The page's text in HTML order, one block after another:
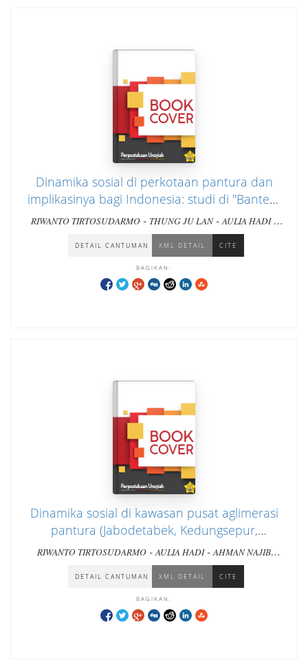
Dinamika sosial di perkotaan pantura dan
implikasinya bagi Indonesia: studi di "Banten"
dan "Demak"
RIWANTO TIRTOSUDARMO - THUNG JU LAN- AULIA HADI-
ANAS SAIDI
DETAIL CANTUMAN XML DETAIL CITE
BAGIKAN:
Dinamika sosial di kawasan pusat aglimerasi
pantura (Jabodetabek, Kedungsepur,
Gerbangkertosusila): kasus kota Jakarta,
Semarang, dan Surabaya
RIWANTO TIRTOSUDARMO - AULIA HADI- AHMAN NAJIB
-SYARFINA MAHYA NADILA
ANAS SAIDI
DETAIL CANTUMAN XML DETAIL CITE
BAGIKAN: